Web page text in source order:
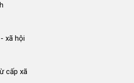
xã hội
cấp xã